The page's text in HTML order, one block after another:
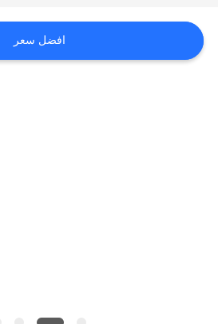
الموقع
افضل سعر